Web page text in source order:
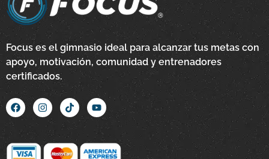
Focus es el gimnasio ideal para alcanzar tus metas con
apoyo, motivación, comunidad y entrenadores
certificados.